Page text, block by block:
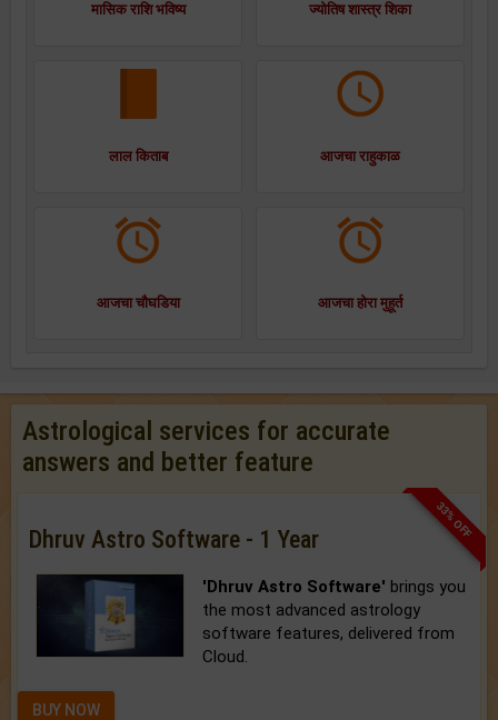
मासिक राशि भविष्य ज्योतिष शास्त्र शिका
लाल किताब आजचा राहुकाळ
आजचा चौघडिया आजचा होरा मुहूर्त
Astrological services for accurate
answers and better feature
33% OFF
Dhruv Astro Software - 1 Year
'Dhruv Astro Software' brings you
the most advanced astrology
software features, delivered from
Cloud.
BUY NOW